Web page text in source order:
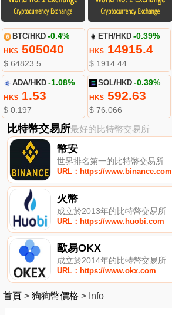
BTC/HKD -0.4%
HK$505040
$ 64823.5
ETH/HKD -0.39%
HK$ 14915.4
$ 1914.44
ADA/HKD -1.08%
HK$1.53
$ 0.197
SOL/HKD -0.39%
HK$ 592.63
$ 76.066
比特幣交易所最好的比特幣交易所
幣安
世界排名第一的比特幣交易所
URL：https://www.binance.com
火幣
成立於2013年的比特幣交易所
URL：https://www.huobi.com
歐易OKX
成立於2014年的比特幣交易所
URL：https://www.okx.com
首頁 > 狗狗幣價格 > Info